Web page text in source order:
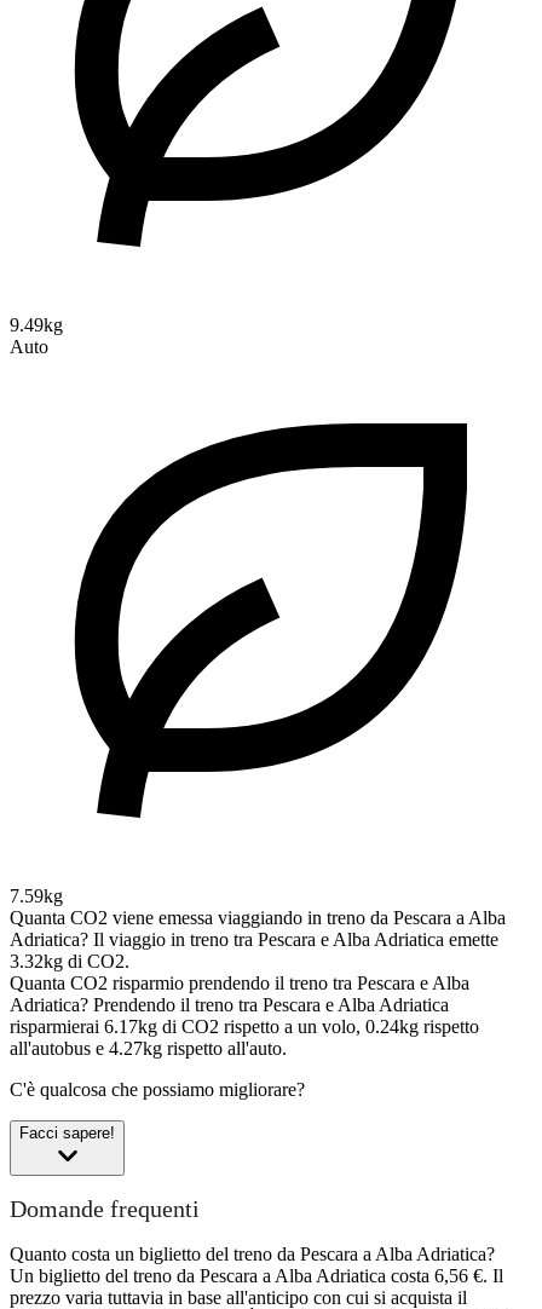
9.49kg
Auto
7.59kg
Quanta CO2 viene emessa viaggiando in treno da Pescara a Alba
Adriatica? Il viaggio in treno tra Pescara e Alba Adriatica emette
3.32kg di CO2.
Quanta CO2 risparmio prendendo il treno tra Pescara e Alba
Adriatica? Prendendo il treno tra Pescara e Alba Adriatica
risparmierai 6.17kg di CO2 rispetto a un volo, 0.24kg rispetto
all'autobus e 4.27kg rispetto all'auto.
C'è qualcosa che possiamo migliorare?
Facci sapere!
Domande frequenti
Quanto costa un biglietto del treno da Pescara a Alba Adriatica?
Un biglietto del treno da Pescara a Alba Adriatica costa 6,56 €. Il
prezzo varia tuttavia in base all'anticipo con cui si acquista il